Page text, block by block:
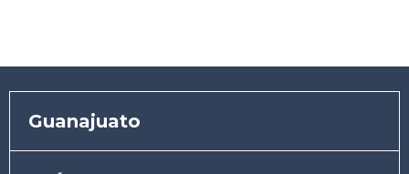
Guanajuato